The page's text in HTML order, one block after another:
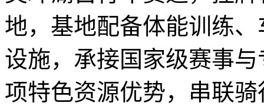
地，基地配备体能训练
设施，承接国家级赛事
项特色资源优势，串联